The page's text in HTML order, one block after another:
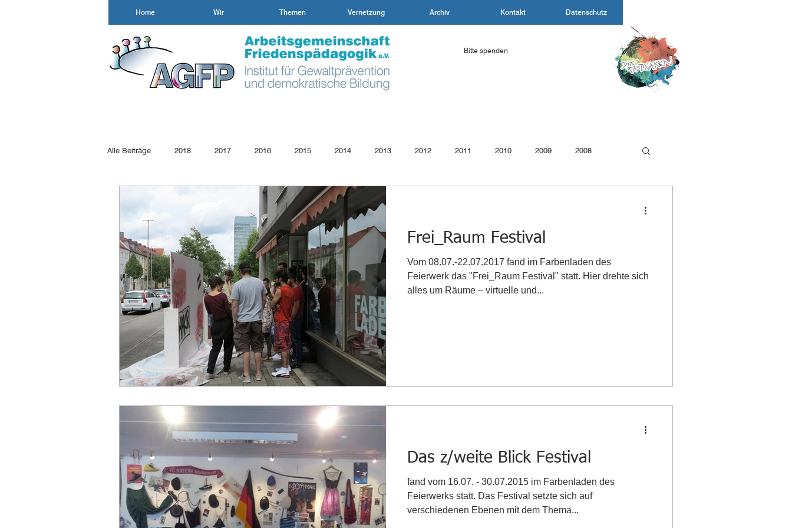
Home Wir Themen Vernetzung Archiv Kontakt Datenschutz
Bitte spenden
Alle Beiträge 2018 2017 2016 2015 2014 2013 2012 2011 2010 2009 2008
2004 2003 2002
Gewaltprävention Frei_Raum Festival
Vom 08.07.-22.07.2017 fand im Farbenladen des
Feierwerk das "Frei_Raum Festival" statt. Hier drehte sich
alles um Räume – virtuelle und...
Das z/weite Blick Festival
fand vom 16.07. - 30.07.2015 im Farbenladen des
Feierwerks statt. Das Festival setzte sich auf
verschiedenen Ebenen mit dem Thema...